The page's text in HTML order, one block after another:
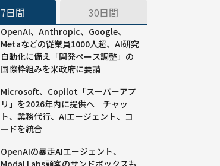
7日間 30日間
OpenAI、Anthropic、Google、
Metaなどの従業員1000人超、AI研究
自動化に備え「開発ペース調整」の
国際枠組みを米政府に要請
Microsoft、Copilot「スーパーアプ
リ」を2026年内に提供へ チャッ
ト、業務代行、AIエージェント、コ
ードを統合
OpenAIの暴走AIエージェント、
Modal Labs顧客のサンドボックスも